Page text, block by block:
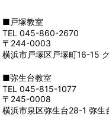
■戸塚教室
TEL 045-860-2670
〒244-0003
横浜市戸塚区戸塚町16-15
■弥生台教室
TEL 045-815-1077
〒245-0008
横浜市泉区弥生台28-1 弥生